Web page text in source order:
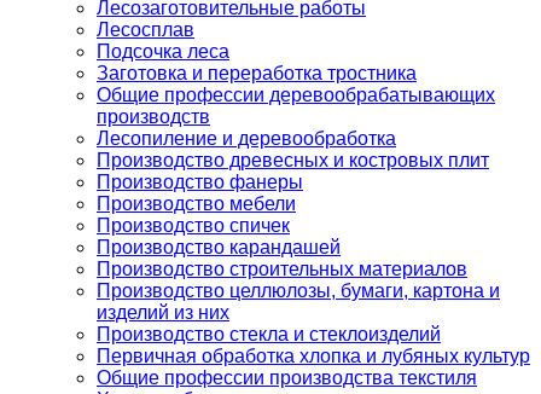
Лесозаготовительные работы
Лесосплав
Подсочка леса
Заготовка и переработка тростника
Общие профессии деревообрабатывающих
производств
Лесопиление и деревообработка
Производство древесных и костровых плит
Производство фанеры
Производство мебели
Производство спичек
Производство карандашей
Производство строительных материалов
Производство целлюлозы, бумаги, картона и
изделий из них
Производство стекла и стеклоизделий
Первичная обработка хлопка и лубяных культур
Общие профессии производства текстиля